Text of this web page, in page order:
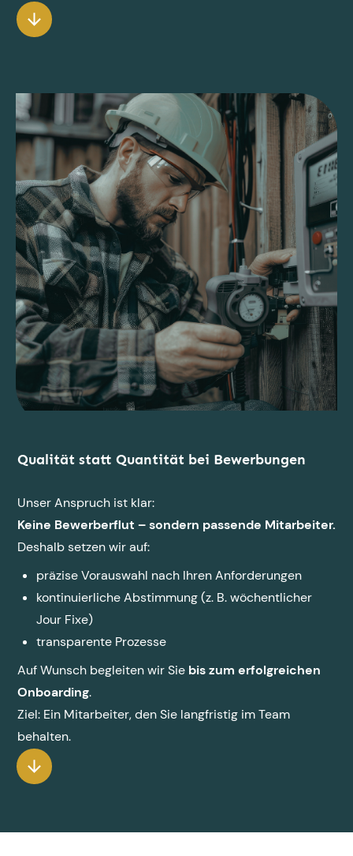
Qualität statt Quantität bei Bewerbungen
Unser Anspruch ist klar:
Keine Bewerberflut – sondern passende Mitarbeiter.
Deshalb setzen wir auf:
präzise Vorauswahl nach Ihren Anforderungen
kontinuierliche Abstimmung (z. B. wöchentlicher
Jour Fixe)
transparente Prozesse
Auf Wunsch begleiten wir Sie bis zum erfolgreichen
Onboarding.
Ziel: Ein Mitarbeiter, den Sie langfristig im Team
behalten.